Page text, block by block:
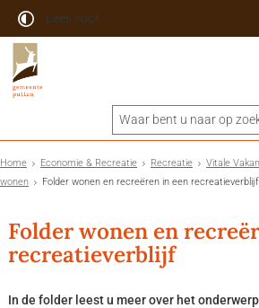
Lees voor
Home Economie & Recreatie Recreatie Vitale
wonen
Folder wonen en recreëren in een recreatieverblijf
Folder wonen en
recreatieverblijf
In de folder leest u meer over het